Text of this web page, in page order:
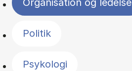
Organisation og ledelse
Politik
Psykologi